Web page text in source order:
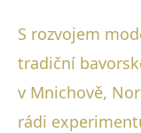
S rozvojem
tradiční
v Mnichově,
rádi